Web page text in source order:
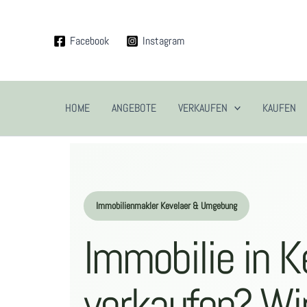
Facebook Instagram
HOME ANGEBOTE VERKAUFEN KAUFEN
Immobilienmakler Kevelaer & Umgebung
Immobilie in